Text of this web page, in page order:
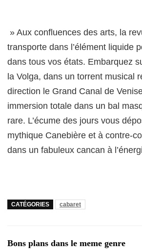
» Aux confluences des arts, la
transporte dans l’élément liquide
dans tous vos états. Embarquez
la Volga, dans un torrent musical
direction le Grand Canal de
immersion totale dans un bal
rare. L’écume des jours vous
mythique Canebière et à contre-
dans un fabuleux cancan à
CATÉGORIES cabaret
Bons plans dans le meme genre